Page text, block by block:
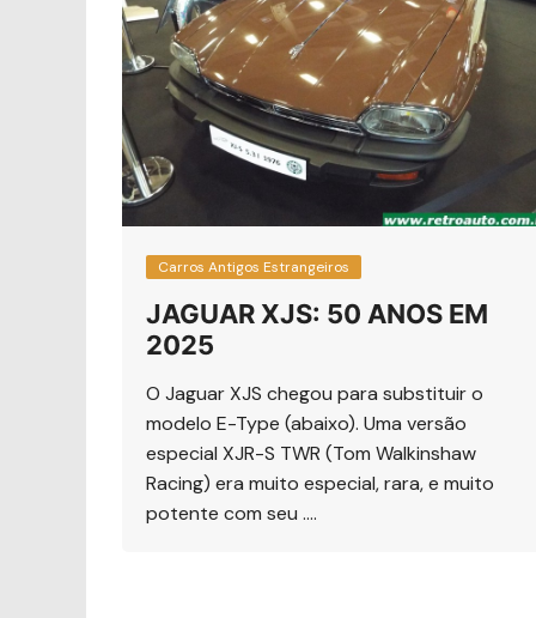
Carros Antigos Estrangeiros
JAGUAR XJS: 50 ANOS EM
2025
O Jaguar XJS chegou para substituir o
modelo E-Type (abaixo). Uma versão
especial XJR-S TWR (Tom Walkinshaw
Racing) era muito especial, rara, e muito
potente com seu ….